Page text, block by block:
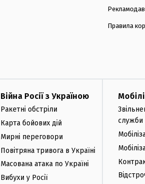
Правила
Війна Росії з Україною
Ракетні обстріли
Карта бойових дій
Мирні переговори
Повітряна тривога в Україні
Масована атака по Україні
Вибухи у Росії
служби